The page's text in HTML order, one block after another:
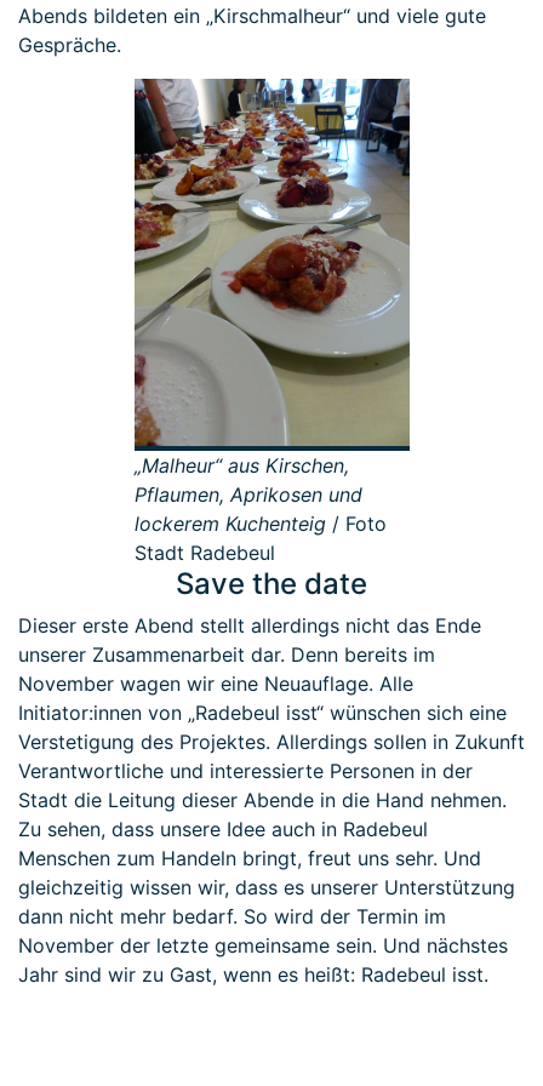
Abends bildeten ein „Kirschmalheur“ und viele gute
Gespräche.
„Malheur“ aus Kirschen,
Pflaumen, Aprikosen und
lockerem Kuchenteig/ Foto
Stadt Radebeul
Save the date
Dieser erste Abend stellt allerdings nicht das Ende
unserer Zusammenarbeit dar. Denn bereits im
November wagen wir eine Neuauflage. Alle
Initiator:innen von „Radebeul isst“ wünschen sich eine
Verstetigung des Projektes. Allerdings sollen in Zukunft
Verantwortliche und interessierte Personen in der
Stadt die Leitung dieser Abende in die Hand nehmen.
Zu sehen, dass unsere Idee auch in Radebeul
Menschen zum Handeln bringt, freut uns sehr. Und
gleichzeitig wissen wir, dass es unserer Unterstützung
dann nicht mehr bedarf. So wird der Termin im
November der letzte gemeinsame sein. Und nächstes
Jahr sind wir zu Gast, wenn es heißt: Radebeul isst.